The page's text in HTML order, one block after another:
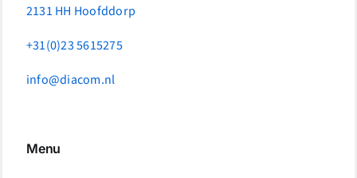
2131 HH Hoofddorp
+31(0)23 5615275
info@diacom.nl
Menu